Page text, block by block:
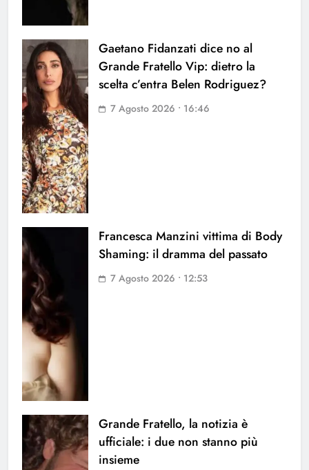
Gaetano Fidanzati dice no al
Grande Fratello Vip: dietro la
scelta c’entra Belen Rodriguez?
7 Agosto 2026 • 16:46
Francesca Manzini vittima di Body
Shaming: il dramma del passato
7 Agosto 2026 • 12:53
Grande Fratello, la notizia è
ufficiale: i due non stanno più
insieme